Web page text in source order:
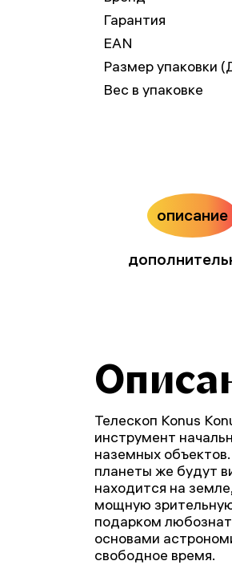
Гарантия
EAN
Размер упаковки
Вес в упаковке
описание
Телескоп Konus
инструмент
наземных
планеты же будут
находится на
мощную
подарком
основами
свободное время.